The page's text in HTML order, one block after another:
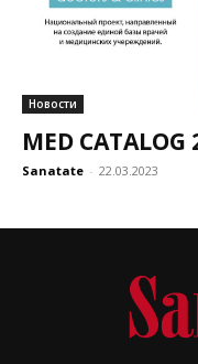
Новости
MED CATALOG
Sanatate - 22.03.2023